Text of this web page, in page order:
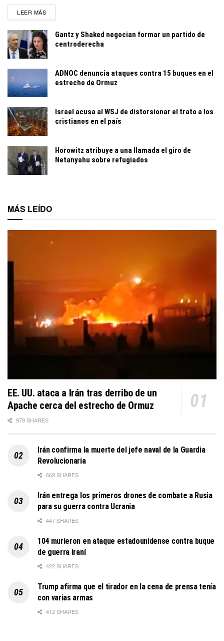
LEER MÁSDETAILS
Gantz y Shaked negocian formar un partido de
centroderecha
ADNOC denuncia ataques contra 15 buques en el
estrecho de Ormuz
Israel acusa al WSJ de distorsionar el trato a los
cristianos en el país
Horowitz atribuye a una llamada el giro de
Netanyahu sobre refugiados
MÁS LEÍDO
EE. UU. ataca a Irán tras derribo de un
Apache cerca del estrecho de Ormuz
979 SHARES
Irán confirma la muerte del jefe naval de la Guardia
Revolucionaria
669 SHARES
Irán entrega los primeros drones de combate a Rusia
para su guerra contra Ucrania
447 SHARES
104 murieron en ataque estadounidense contra buque
de guerra iraní
422 SHARES
Trump afirma que el tirador en la cena de prensa tenía
con varias armas
412 SHARES